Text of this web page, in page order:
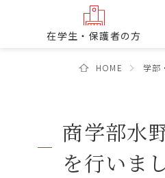
在学生・保護者の方
HOME 学部
商学部水
を行いま